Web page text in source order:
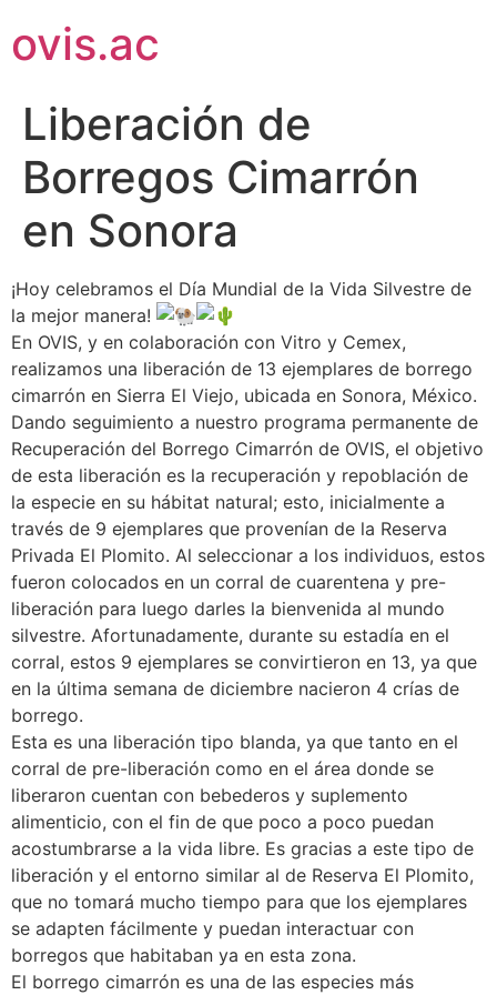
ovis.ac
Liberación de
Borregos Cimarrón
en Sonora
¡Hoy celebramos el Día Mundial de la Vida Silvestre de
la mejor manera!
En OVIS, y en colaboración con Vitro y Cemex,
realizamos una liberación de 13 ejemplares de borrego
cimarrón en Sierra El Viejo, ubicada en Sonora, México.
Dando seguimiento a nuestro programa permanente de
Recuperación del Borrego Cimarrón de OVIS, el objetivo
de esta liberación es la recuperación y repoblación de
la especie en su hábitat natural; esto, inicialmente a
través de 9 ejemplares que provenían de la Reserva
Privada El Plomito. Al seleccionar a los individuos, estos
fueron colocados en un corral de cuarentena y pre-
liberación para luego darles la bienvenida al mundo
silvestre. Afortunadamente, durante su estadía en el
corral, estos 9 ejemplares se convirtieron en 13, ya que
en la última semana de diciembre nacieron 4 crías de
borrego.
Esta es una liberación tipo blanda, ya que tanto en el
corral de pre-liberación como en el área donde se
liberaron cuentan con bebederos y suplemento
alimenticio, con el fin de que poco a poco puedan
acostumbrarse a la vida libre. Es gracias a este tipo de
liberación y el entorno similar al de Reserva El Plomito,
que no tomará mucho tiempo para que los ejemplares
se adapten fácilmente y puedan interactuar con
borregos que habitaban ya en esta zona.
El borrego cimarrón es una de las especies más